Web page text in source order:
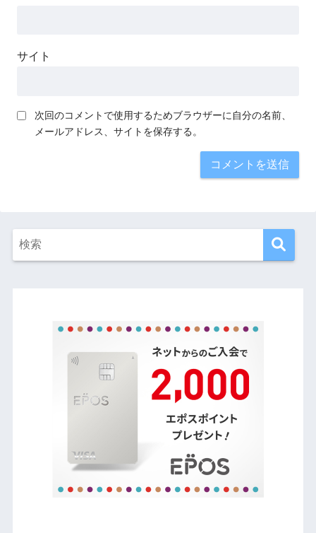
サイト
次回のコメントで使用するためブラウザーに自分の名前、
メールアドレス、サイトを保存する。